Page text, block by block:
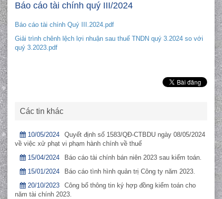
Báo cáo tài chính quý III/2024
Báo cáo tài chính Quý III.2024.pdf
Giải trình chênh lệch lợi nhuận sau thuế TNDN quý 3.2024 so với
quý 3.2023.pdf
Các tin khác
10/05/2024
Quyết định số 1583/QĐ-CTBDU ngày 08/05/2024
về việc xử phạt vi phạm hành chính về thuế
15/04/2024
Báo cáo tài chính bán niên 2023 sau kiểm toán.
15/01/2024
Báo cáo tình hình quản trị Công ty năm 2023.
20/10/2023
Công bố thông tin ký hợp đồng kiểm toán cho
năm tài chính 2023.